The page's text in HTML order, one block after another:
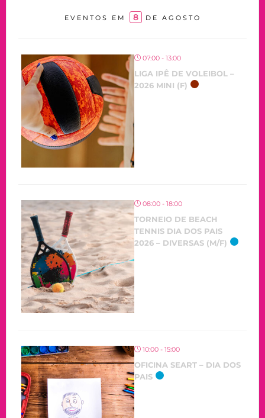
EVENTOS EM 8 DE AGOSTO
07:00 - 13:00
LIGA IPÊ DE VOLEIBOL –
2026 MINI (F)
08:00 - 18:00
TORNEIO DE BEACH
TENNIS DIA DOS PAIS
2026 – DIVERSAS (M/F)
10:00 - 15:00
OFICINA SEART – DIA DOS
PAIS